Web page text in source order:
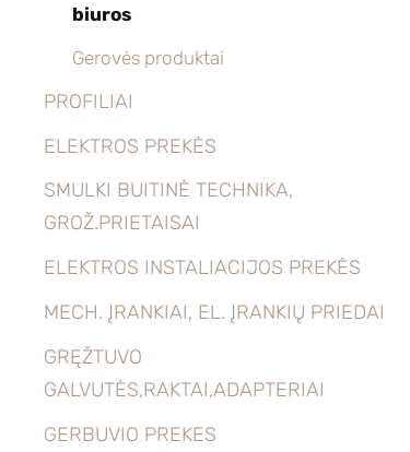
biuros
Gerovės produktai
PROFILIAI
ELEKTROS PREKĖS
SMULKI BUITINĖ TECHNIKA,
GROŽ.PRIETAISAI
ELEKTROS INSTALIACIJOS PREKĖS
MECH. ĮRANKIAI, EL. ĮRANKIŲ PRIEDAI
GRĘŽTUVO
GALVUTĖS,RAKTAI,ADAPTERIAI
GERBUVIO PREKES